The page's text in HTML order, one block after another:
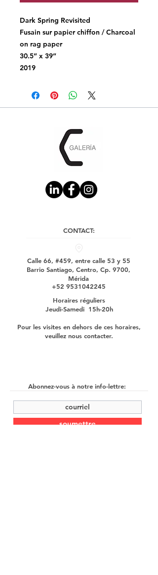
Dark Spring Revisited
Fusain sur papier chiffon / Charcoal
on rag paper
30.5” x 39”
2019
CONTACT:
Calle 66, #459, entre calle 53 y 55
Barrio Santiago, Centro, Cp. 9700,
Mérida
+52 9531042245
Horaires réguliers
Jeudi-Samedi 15h-20h
Pour les visites en dehors de ces horaires,
veuillez nous contacter.
Abonnez-vous à notre info-lettre:
soumettre